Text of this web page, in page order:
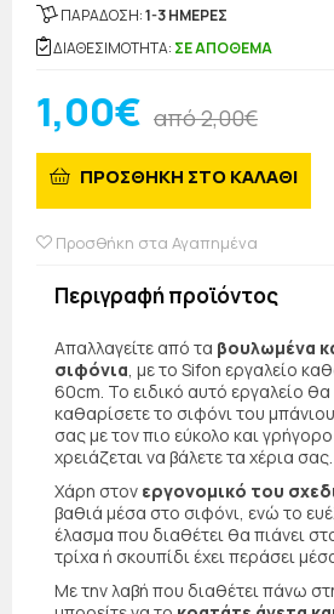
ΠΑΡΑΔΟΣΗ:1-3 ΗΜΕΡΕΣ
ΔΙΑΘΕΣΙΜΟΤΗΤΑ: ΣΕ ΑΠΟΘΕΜΑ
1,00€ από 2,00€
ΠΡΟΣΘΗΚΗ ΣΤΟ ΚΑΛΑΘΙ
Προσθήκη στα Αγαπημένα
Περιγραφή προϊόντος
Απαλλαγείτε από τα βουλωμένα
σιφόνια, με το Sifon εργαλείο
60cm. Το ειδικό αυτό εργαλείο
καθαρίσετε το σιφόνι του
σας με τον πιο εύκολο και
χρειάζεται να βάλετε τα χέρια σας.
Χάρη στον εργονομικό του
βαθιά μέσα στο σιφόνι, ενώ το
έλασμα που διαθέτει θα πιάνει
τρίχα ή σκουπίδι έχει περάσει
Με την λαβή που διαθέτει πάνω